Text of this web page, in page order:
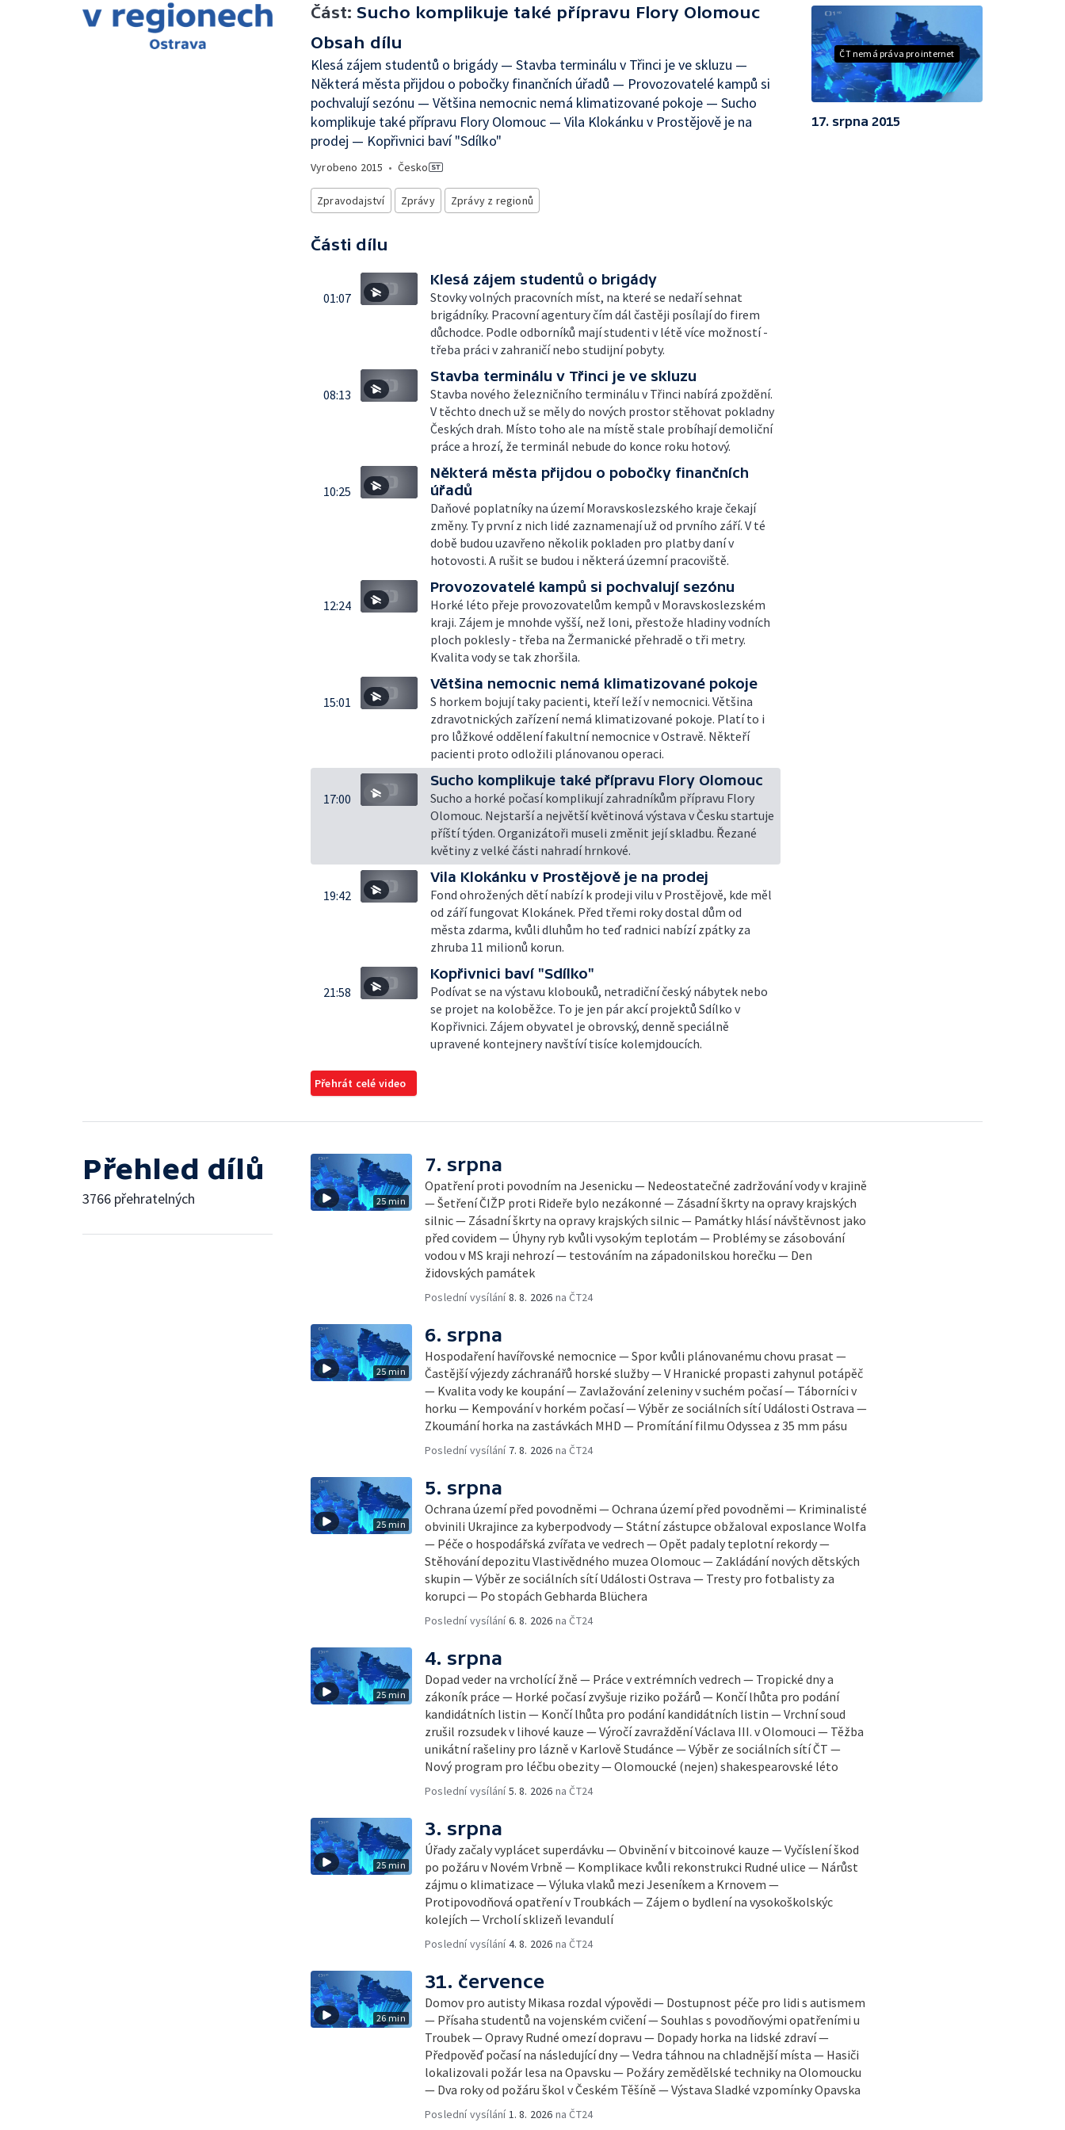
Část: Sucho komplikuje také přípravu Flory Olomouc
Obsah dílu
Klesá zájem studentů o brigády — Stavba terminálu v Třinci je ve skluzu —
Některá města přijdou o pobočky finančních úřadů — Provozovatelé kampů si
pochvalují sezónu — Většina nemocnic nemá klimatizované pokoje — Sucho
komplikuje také přípravu Flory Olomouc — Vila Klokánku v Prostějově je na
prodej — Kopřivnici baví "Sdílko"
Vyrobeno 2015 • Česko
Zpravodajství Zprávy Zprávy z regionů
Části dílu
01:07
Klesá zájem studentů o brigády
Stovky volných pracovních míst, na které se nedaří sehnat
brigádníky. Pracovní agentury čím dál častěji posílají do firem
důchodce. Podle odborníků mají studenti v létě více možností -
třeba práci v zahraničí nebo studijní pobyty.
08:13
Stavba terminálu v Třinci je ve skluzu
Stavba nového železničního terminálu v Třinci nabírá zpoždění.
V těchto dnech už se měly do nových prostor stěhovat pokladny
Českých drah. Místo toho ale na místě stale probíhají demoliční
práce a hrozí, že terminál nebude do konce roku hotový.
10:25
Některá města přijdou o pobočky finančních
úřadů
Daňové poplatníky na území Moravskoslezského kraje čekají
změny. Ty první z nich lidé zaznamenají už od prvního září. V té
době budou uzavřeno několik pokladen pro platby daní v
hotovosti. A rušit se budou i některá územní pracoviště.
12:24
Provozovatelé kampů si pochvalují sezónu
Horké léto přeje provozovatelům kempů v Moravskoslezském
kraji. Zájem je mnohde vyšší, než loni, přestože hladiny vodních
ploch poklesly - třeba na Žermanické přehradě o tři metry.
Kvalita vody se tak zhoršila.
15:01
Většina nemocnic nemá klimatizované pokoje
S horkem bojují taky pacienti, kteří leží v nemocnici. Většina
zdravotnických zařízení nemá klimatizované pokoje. Platí to i
pro lůžkové oddělení fakultní nemocnice v Ostravě. Někteří
pacienti proto odložili plánovanou operaci.
17:00
Sucho komplikuje také přípravu Flory Olomouc
Sucho a horké počasí komplikují zahradníkům přípravu Flory
Olomouc. Nejstarší a největší květinová výstava v Česku startuje
příští týden. Organizátoři museli změnit její skladbu. Řezané
květiny z velké části nahradí hrnkové.
19:42
Vila Klokánku v Prostějově je na prodej
Fond ohrožených dětí nabízí k prodeji vilu v Prostějově, kde měl
od září fungovat Klokánek. Před třemi roky dostal dům od
města zdarma, kvůli dluhům ho teď radnici nabízí zpátky za
zhruba 11 milionů korun.
21:58
Kopřivnici baví "Sdílko"
Podívat se na výstavu klobouků, netradiční český nábytek nebo
se projet na koloběžce. To je jen pár akcí projektů Sdílko v
Kopřivnici. Zájem obyvatel je obrovský, denně speciálně
upravené kontejnery navštíví tisíce kolemjdoucích.
Přehrát celé video
ČT nemá práva pro internet
17. srpna 2015
Přehled dílů
3766 přehratelných 25 min
7. srpna
Opatření proti povodním na Jesenicku — Nedeostatečné zadržování vody v krajině
— Šetření ČIŽP proti Rideře bylo nezákonné — Zásadní škrty na opravy krajských
silnic — Zásadní škrty na opravy krajských silnic — Památky hlásí návštěvnost jako
před covidem — Úhyny ryb kvůli vysokým teplotám — Problémy se zásobování
vodou v MS kraji nehrozí — testováním na západonilskou horečku — Den
židovských památek
Poslední vysílání8. 8. 2026 na ČT24
25 min
6. srpna
Hospodaření havířovské nemocnice — Spor kvůli plánovanému chovu prasat —
Častější výjezdy záchranářů horské služby — V Hranické propasti zahynul potápěč
— Kvalita vody ke koupání — Zavlažování zeleniny v suchém počasí — Táborníci v
horku — Kempování v horkém počasí — Výběr ze sociálních sítí Události Ostrava —
Zkoumání horka na zastávkách MHD — Promítání filmu Odyssea z 35 mm pásu
Poslední vysílání 7. 8. 2026 na ČT24
25 min
5. srpna
Ochrana území před povodněmi — Ochrana území před povodněmi — Kriminalisté
obvinili Ukrajince za kyberpodvody — Státní zástupce obžaloval exposlance Wolfa
— Péče o hospodářská zvířata ve vedrech — Opět padaly teplotní rekordy —
Stěhování depozitu Vlastivědného muzea Olomouc — Zakládání nových dětských
skupin — Výběr ze sociálních sítí Události Ostrava — Tresty pro fotbalisty za
korupci — Po stopách Gebharda Blüchera
Poslední vysílání6. 8. 2026 na ČT24
25 min
4. srpna
Dopad veder na vrcholící žně — Práce v extrémních vedrech — Tropické dny a
zákoník práce — Horké počasí zvyšuje riziko požárů — Končí lhůta pro podání
kandidátních listin — Končí lhůta pro podání kandidátních listin — Vrchní soud
zrušil rozsudek v lihové kauze — Výročí zavraždění Václava III. v Olomouci — Těžba
unikátní rašeliny pro lázně v Karlově Studánce — Výběr ze sociálních sítí ČT —
Nový program pro léčbu obezity — Olomoucké (nejen) shakespearovské léto
Poslední vysílání5. 8. 2026 na ČT24
25 min
3. srpna
Úřady začaly vyplácet superdávku — Obvinění v bitcoinové kauze — Vyčíslení škod
po požáru v Novém Vrbně — Komplikace kvůli rekonstrukci Rudné ulice — Nárůst
zájmu o klimatizace — Výluka vlaků mezi Jeseníkem a Krnovem —
Protipovodňová opatření v Troubkách — Zájem o bydlení na vysokoškolskýc
kolejích — Vrcholí sklizeň levandulí
Poslední vysílání4. 8. 2026 na ČT24
26 min
31. července
Domov pro autisty Mikasa rozdal výpovědi — Dostupnost péče pro lidi s autismem
— Přísaha studentů na vojenském cvičení — Souhlas s povodňovými opatřeními u
Troubek — Opravy Rudné omezí dopravu — Dopady horka na lidské zdraví —
Předpověď počasí na následující dny — Vedra táhnou na chladnější místa — Hasiči
lokalizovali požár lesa na Opavsku — Požáry zemědělské techniky na Olomoucku
— Dva roky od požáru škol v Českém Těšíně — Výstava Sladké vzpomínky Opavska
Poslední vysílání1. 8. 2026 na ČT24